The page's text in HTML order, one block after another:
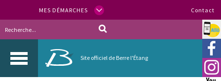
MES DÉMARCHES Contact
Site officiel de Berre l'Étang
Allo